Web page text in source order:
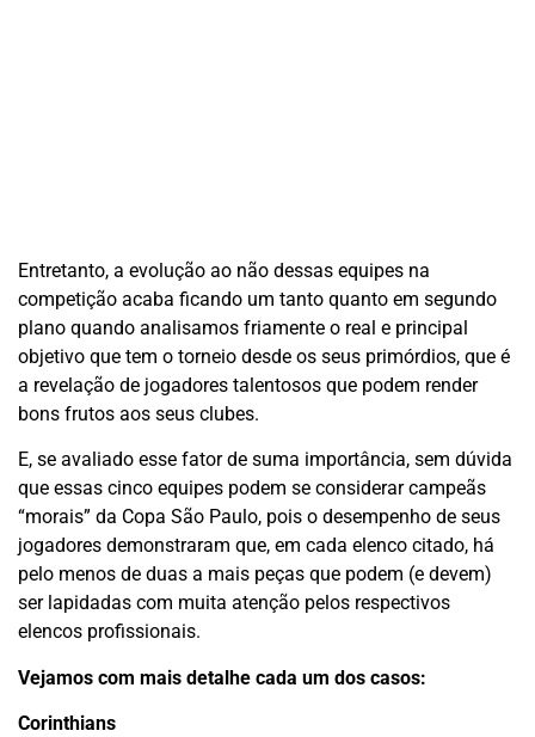
Entretanto, a evolução ao não dessas equipes na
competição acaba ficando um tanto quanto em segundo
plano quando analisamos friamente o real e principal
objetivo que tem o torneio desde os seus primórdios, que é
a revelação de jogadores talentosos que podem render
bons frutos aos seus clubes.
E, se avaliado esse fator de suma importância, sem dúvida
que essas cinco equipes podem se considerar campeãs
“morais” da Copa São Paulo, pois o desempenho de seus
jogadores demonstraram que, em cada elenco citado, há
pelo menos de duas a mais peças que podem (e devem)
ser lapidadas com muita atenção pelos respectivos
elencos profissionais.
Vejamos com mais detalhe cada um dos casos:
Corinthians